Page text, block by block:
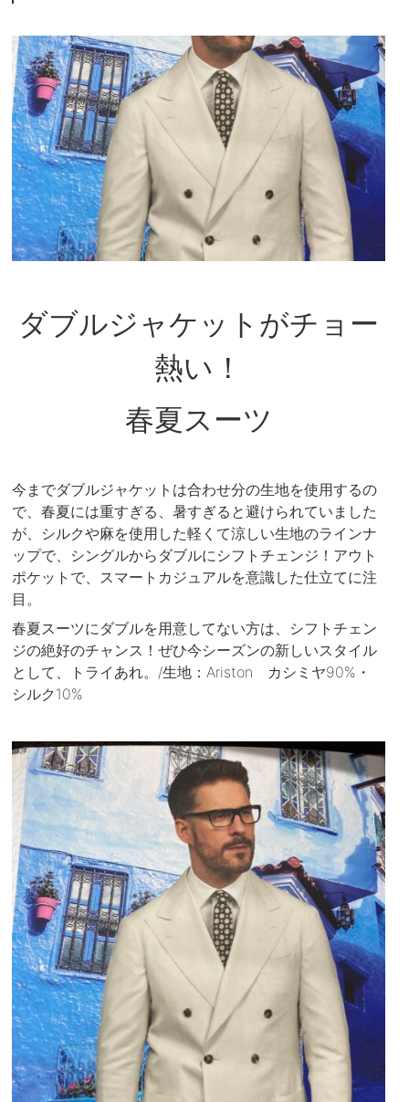
ダブルジャケットがチョー
熱い！
春夏スーツ
今までダブルジャケットは合わせ分の生地を使用するの
で、春夏には重すぎる、暑すぎると避けられていました
が、シルクや麻を使用した軽くて涼しい生地のラインナ
ップで、シングルからダブルにシフトチェンジ！アウト
ポケットで、スマートカジュアルを意識した仕立てに注
目。
春夏スーツにダブルを用意してない方は、シフトチェン
ジの絶好のチャンス！ぜひ今シーズンの新しいスタイル
として、トライあれ。/生地：Ariston カシミヤ90%・
シルク10%